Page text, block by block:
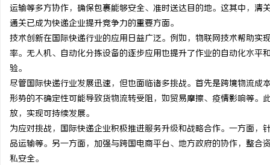
运输等多方协作，确保包裹能够安全、准时送达目的地。这其中，
通关已成为快递企业提升竞争力的重要方面。
技术创新在国际快递行业的应用日益广泛。例如，物联网技术帮助
率。无人机、自动化分拣设备的逐步应用也提升了作业的自动化水
验。
尽管国际快递行业发展迅速，但也面临诸多挑战。首先是跨境物流
形势的不确定性可能导致货物流转受阻，如贸易摩擦、疫情影响等
放，实现可持续发展。
为应对挑战，国际快递企业积极推进服务升级和战略合作。一方面
品运输等。另一方面，加强与跨国电商平台、地方政府的协作，整
私安全。